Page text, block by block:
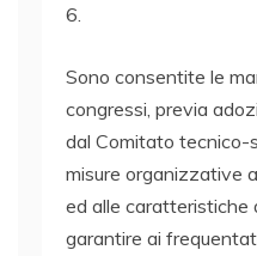
6.
Sono consentite le
congressi, previa
dal Comitato tecnico-
misure organizzative
ed alle caratteristiche
garantire ai